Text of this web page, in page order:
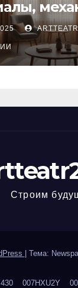
и
Строим
Тема:
007HXU2Y